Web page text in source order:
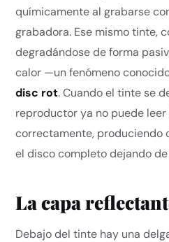
químicamente al grabarse
grabadora. Ese mismo tinte,
degradándose de forma
calor —un fenómeno
disc rot. Cuando el tinte se
reproductor ya no puede
correctamente, produciendo
el disco completo dejando
La capa
Debajo del tinte hay una